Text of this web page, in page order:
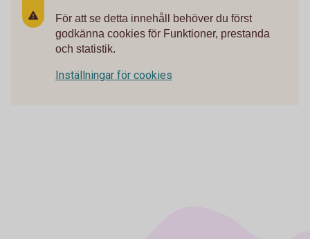
För att se detta innehåll behöver du först
godkänna cookies för Funktioner, prestanda
och statistik.
Inställningar för cookies